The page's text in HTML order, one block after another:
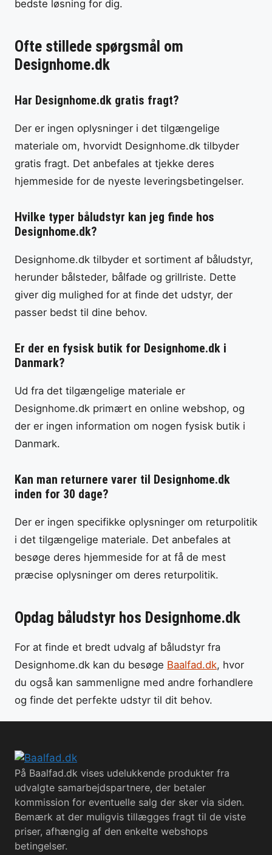
bedste løsning for dig.
Ofte stillede spørgsmål om
Designhome.dk
Har Designhome.dk gratis fragt?
Der er ingen oplysninger i det tilgængelige
materiale om, hvorvidt Designhome.dk tilbyder
gratis fragt. Det anbefales at tjekke deres
hjemmeside for de nyeste leveringsbetingelser.
Hvilke typer båludstyr kan jeg finde hos
Designhome.dk?
Designhome.dk tilbyder et sortiment af båludstyr,
herunder bålsteder, bålfade og grillriste. Dette
giver dig mulighed for at finde det udstyr, der
passer bedst til dine behov.
Er der en fysisk butik for Designhome.dk i
Danmark?
Ud fra det tilgængelige materiale er
Designhome.dk primært en online webshop, og
der er ingen information om nogen fysisk butik i
Danmark.
Kan man returnere varer til Designhome.dk
inden for 30 dage?
Der er ingen specifikke oplysninger om returpolitik
i det tilgængelige materiale. Det anbefales at
besøge deres hjemmeside for at få de mest
præcise oplysninger om deres returpolitik.
Opdag båludstyr hos Designhome.dk
For at finde et bredt udvalg af båludstyr fra
Designhome.dk kan du besøge Baalfad.dk, hvor
du også kan sammenligne med andre forhandlere
og finde det perfekte udstyr til dit behov.
På Baalfad.dk vises udelukkende produkter fra
udvalgte samarbejdspartnere, der betaler
kommission for eventuelle salg der sker via siden.
Bemærk at der muligvis tillægges fragt til de viste
priser, afhængig af den enkelte webshops
betingelser.